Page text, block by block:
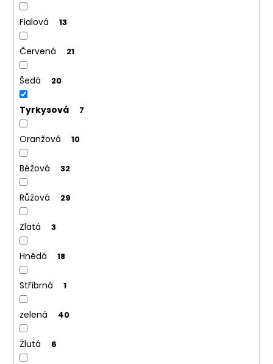
Fialová 13
Červená 21
Šedá 20
Tyrkysová 7
Oranžová 10
Béžová 32
Růžová 29
Zlatá 3
Hnědá 18
Stříbrná 1
zelená 40
Žlutá 6
MOTÝLEK
KAPESNÍČKEM
LIMETKOVÁ
575-
9045
457
Kč